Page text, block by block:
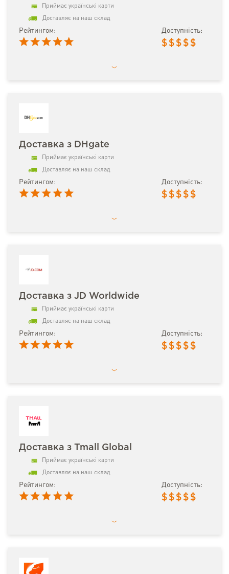
Приймає українські карти
Доставляє на наш склад
Рейтингом: Доступність:
$ $ $ $ $
Доставка з DHgate
Приймає українські карти
Доставляє на наш склад
Рейтингом: Доступність:
$ $ $ $ $
Доставка з JD Worldwide
Приймає українські карти
Доставляє на наш склад
Рейтингом: Доступність:
$ $ $ $ $
Доставка з Tmall Global
Приймає українські карти
Доставляє на наш склад
Рейтингом: Доступність:
$ $ $ $ $